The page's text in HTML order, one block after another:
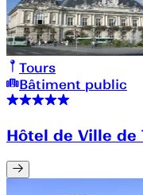
Tours
Bâtiment public
Hôtel de Ville de